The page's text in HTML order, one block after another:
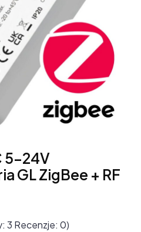
5-24V
GL ZigBee + RF
3 Recenzje: 0)